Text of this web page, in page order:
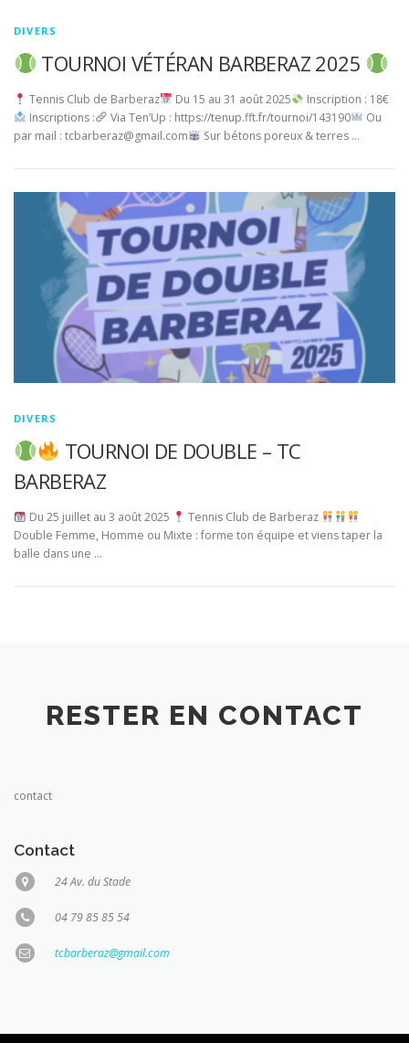
DIVERS
TOURNOI VÉTÉRAN BARBERAZ 2025
Tennis Club de Barberaz Du 15 au 31 août 2025
Inscription : 18€
Inscriptions :
Via Ten’Up : https://tenup.fft.fr/tournoi/143190
Ou
par mail : tcbarberaz@gmail.com
Sur bétons poreux & terres …
DIVERS
TOURNOI DE DOUBLE – TC
BARBERAZ
Du 25 juillet au 3 août 2025
Tennis Club de Barberaz
Double Femme, Homme ou Mixte : forme ton équipe et viens taper la
balle dans une …
RESTER EN CONTACT
contact
Contact
24 Av. du Stade
04 79 85 85 54
tcbarberaz@gmail.com